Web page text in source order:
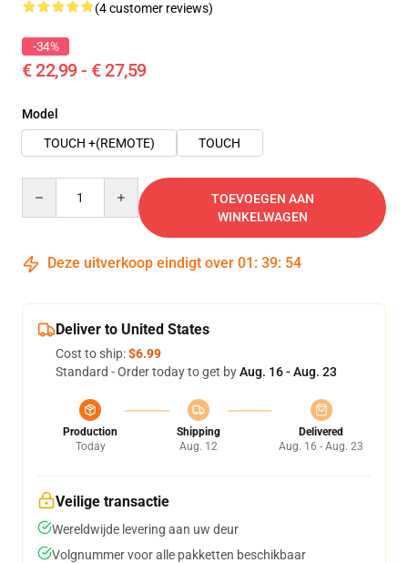
(4 customer reviews)
-34%
€ 22,99 - € 27,59
Model
TOUCH +(REMOTE)
TOUCH
TOEVOEGEN AAN
WINKELWAGEN
Deze uitverkoop eindigt over 01 : 39: 54
Deliver to United States
Cost to ship:$6.99
Standard - Order today to get byAug. 16 - Aug. 23
Production
Today
Shipping
Aug. 12
Delivered
Aug. 16 - Aug. 23
Veilige transactie
Wereldwijde levering aan uw deur
Volgnummer voor alle pakketten beschikbaar